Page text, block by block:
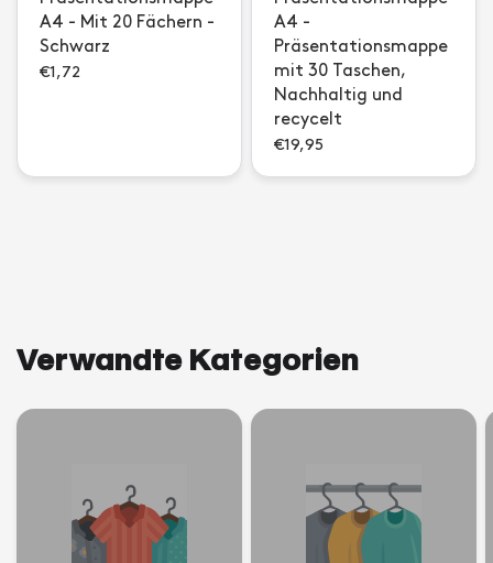
A4 - Mit 20 Fächern -
Schwarz
€1,72
A4 -
Präsentationsmappe
mit 30 Taschen,
Nachhaltig und
recycelt
€19,95
Verwandte Kategorien